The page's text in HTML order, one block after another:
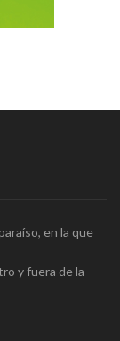
en la que
y fuera de la